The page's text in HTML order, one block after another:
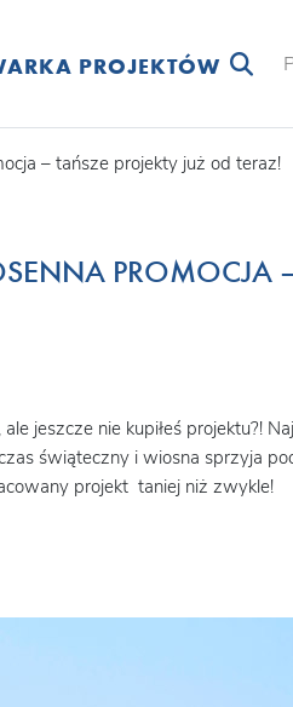
PROJEKTÓW
– tańsze projekty już od teraz!
PROMOCJA
jeszcze nie kupiłeś projektu?!
świąteczny i wiosna sprzyja
projekt taniej niż zwykle!